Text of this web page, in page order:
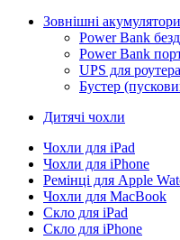
Зовнішні
Power Bank
Power Bank
UPS для
Бустер
Дитячі чохли
Чохли для iPad
Чохли для iPhone
Ремінці для Apple
Чохли для MacBook
Скло для iPad
Скло для iPhone